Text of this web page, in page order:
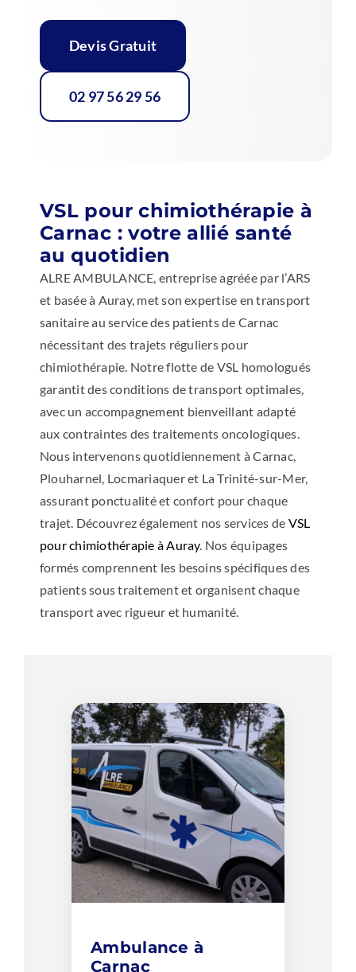
Devis Gratuit
02 97 56 29 56
VSL pour chimiothérapie à
Carnac : votre allié santé
au quotidien
ALRE AMBULANCE, entreprise agréée par l’ARS
et basée à Auray, met son expertise en transport
sanitaire au service des patients de Carnac
nécessitant des trajets réguliers pour
chimiothérapie. Notre flotte de VSL homologués
garantit des conditions de transport optimales,
avec un accompagnement bienveillant adapté
aux contraintes des traitements oncologiques.
Nous intervenons quotidiennement à Carnac,
Plouharnel, Locmariaquer et La Trinité-sur-Mer,
assurant ponctualité et confort pour chaque
trajet. Découvrez également nos services de VSL
pour chimiothérapie à Auray. Nos équipages
formés comprennent les besoins spécifiques des
patients sous traitement et organisent chaque
transport avec rigueur et humanité.
Ambulance à
Carnac